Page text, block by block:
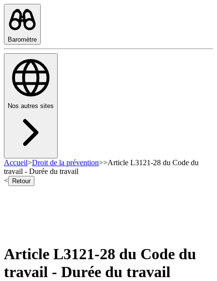
Baromètre
Nos autres sites
Accueil>Droit de la prévention>>Article L3121-28 du Code du
travail - Durée du travail
<
Retour
Article L3121-28 du Code du
travail - Durée du travail